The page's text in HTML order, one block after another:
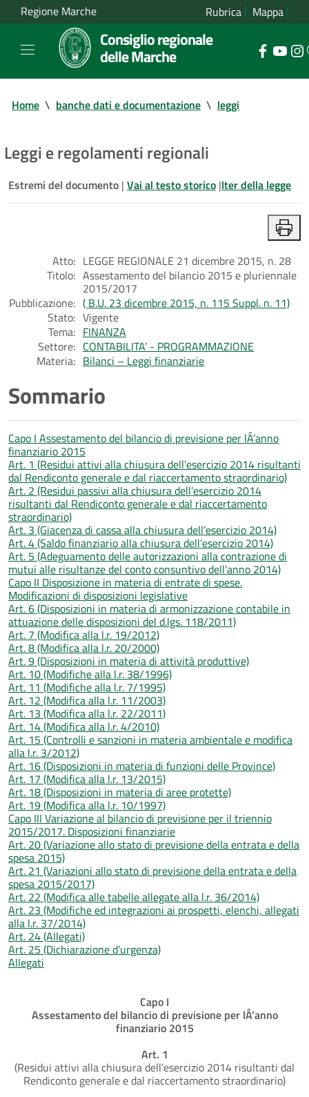
Regione Marche Rubrica Mappa
Consiglio regionale
delle Marche
Home \ banche dati e documentazione \ leggi
Leggi e regolamenti regionali
Estremi del documento | Vai al testo storico |Iter della legge
Atto: LEGGE REGIONALE 21 dicembre 2015, n. 28
Titolo: Assestamento del bilancio 2015 e pluriennale
2015/2017
Pubblicazione: ( B.U. 23 dicembre 2015, n. 115 Suppl. n. 11)
Stato: Vigente
Tema: FINANZA
Settore: CONTABILITA’ - PROGRAMMAZIONE
Materia: Bilanci – Leggi finanziarie
Sommario
Capo I Assestamento del bilancio di previsione per lÂ’anno
finanziario 2015
Art. 1 (Residui attivi alla chiusura dell’esercizio 2014 risultanti
dal Rendiconto generale e dal riaccertamento straordinario)
Art. 2 (Residui passivi alla chiusura dell’esercizio 2014
risultanti dal Rendiconto generale e dal riaccertamento
straordinario)
Art. 3 (Giacenza di cassa alla chiusura dell’esercizio 2014)
Art. 4 (Saldo finanziario alla chiusura dell’esercizio 2014)
Art. 5 (Adeguamento delle autorizzazioni alla contrazione di
mutui alle risultanze del conto consuntivo dell’anno 2014)
Capo II Disposizione in materia di entrate di spese.
Modificazioni di disposizioni legislative
Art. 6 (Disposizioni in materia di armonizzazione contabile in
attuazione delle disposizioni del d.lgs. 118/2011)
Art. 7 (Modifica alla l.r. 19/2012)
Art. 8 (Modifica alla l.r. 20/2000)
Art. 9 (Disposizioni in materia di attività produttive)
Art. 10 (Modifiche alla l.r. 38/1996)
Art. 11 (Modifiche alla l.r. 7/1995)
Art. 12 (Modifica alla l.r. 11/2003)
Art. 13 (Modifica alla l.r. 22/2011)
Art. 14 (Modifica alla l.r. 4/2010)
Art. 15 (Controlli e sanzioni in materia ambientale e modifica
alla l.r. 3/2012)
Art. 16 (Disposizioni in materia di funzioni delle Province)
Art. 17 (Modifica alla l.r. 13/2015)
Art. 18 (Disposizioni in materia di aree protette)
Art. 19 (Modifica alla l.r. 10/1997)
Capo III Variazione al bilancio di previsione per il triennio
2015/2017. Disposizioni finanziarie
Art. 20 (Variazione allo stato di previsione della entrata e della
spesa 2015)
Art. 21 (Variazioni allo stato di previsione della entrata e della
spesa 2015/2017)
Art. 22 (Modifica alle tabelle allegate alla l.r. 36/2014)
Art. 23 (Modifiche ed integrazioni ai prospetti, elenchi, allegati
alla l.r. 37/2014)
Art. 24 (Allegati)
Art. 25 (Dichiarazione d’urgenza)
Allegati
Capo I
Assestamento del bilancio di previsione per lÂ’anno
finanziario 2015
Art. 1
(Residui attivi alla chiusura dell’esercizio 2014 risultanti dal
Rendiconto generale e dal riaccertamento straordinario)